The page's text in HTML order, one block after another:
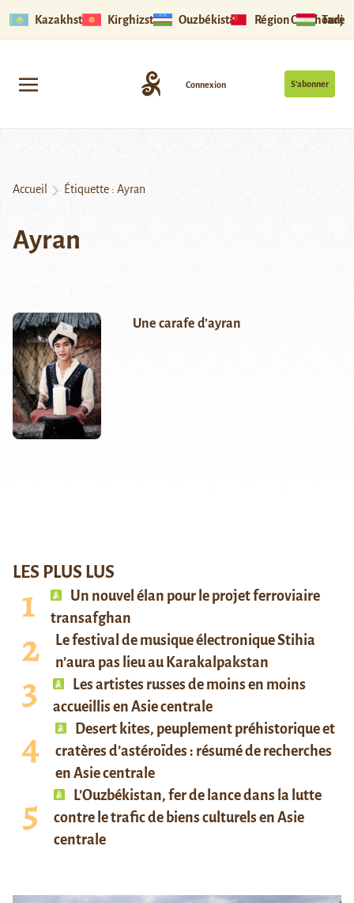
Kazakhstan Kirghizstan Ouzbékistan Région Ouïghoure
S’abonner
Connexion
Accueil Étiquette : Ayran
Ayran
Une carafe d’ayran
LES PLUS LUS
Un nouvel élan pour le projet ferroviaire
transafghan
Le festival de musique électronique Stihia
n’aura pas lieu au Karakalpakstan
Les artistes russes de moins en moins
accueillis en Asie centrale
Desert kites, peuplement préhistorique et
cratères d’astéroïdes : résumé de recherches
en Asie centrale
L’Ouzbékistan, fer de lance dans la lutte
contre le trafic de biens culturels en Asie
centrale